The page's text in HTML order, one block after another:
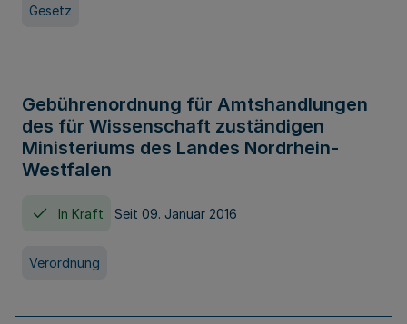
Gesetz
Gebührenordnung für Amtshandlungen
des für Wissenschaft zuständigen
Ministeriums des Landes Nordrhein-
Westfalen
In Kraft Seit 09. Januar 2016
Verordnung